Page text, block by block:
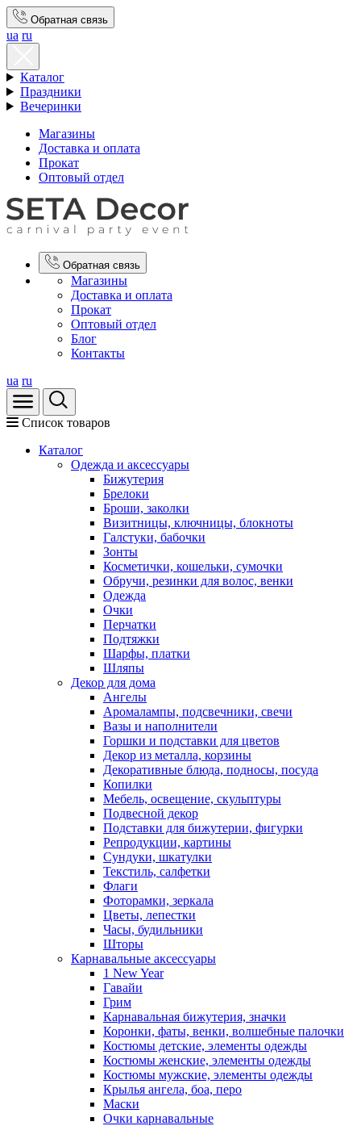
Обратная связь
ua ru
Каталог
Праздники
Вечеринки
Магазины
Доставка и оплата
Прокат
Оптовый отдел
Обратная связь
Магазины
Доставка и оплата
Прокат
Оптовый отдел
Блог
Контакты
ua ru
Список товаров
Каталог
Oдежда и аксессуары
Бижутерия
Брелоки
Броши, заколки
Визитницы, ключницы, блокноты
Галстуки, бабочки
Зонты
Косметички, кошельки, сумочки
Обручи, резинки для волос, венки
Одежда
Очки
Перчатки
Подтяжки
Шарфы, платки
Шляпы
Декор для дома
Ангелы
Аромалампы, подсвечники, свечи
Вазы и наполнители
Горшки и подставки для цветов
Декор из металла, корзины
Декоративные блюда, подносы, посуда
Копилки
Мебель, освещение, скульптуры
Подвесной декор
Подставки для бижутерии, фигурки
Репродукции, картины
Сундуки, шкатулки
Текстиль, салфетки
Флаги
Фоторамки, зеркала
Цветы, лепестки
Часы, будильники
Шторы
Карнавальные аксессуары
1 New Year
Гавайи
Грим
Карнавальная бижутерия, значки
Коронки, фаты, венки, волшебные палочки
Костюмы детские, элементы одежды
Костюмы женские, элементы одежды
Костюмы мужские, элементы одежды
Крылья ангела, боа, перо
Маски
Очки карнавальные